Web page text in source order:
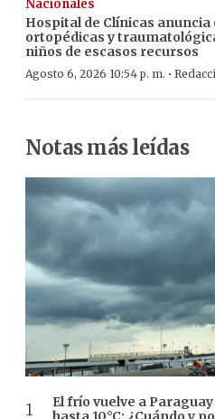
Nacionales
Hospital de Clínicas anuncia
ortopédicas y
niños de escasos recursos
Agosto 6, 2026 10:54 p. m. ·
Notas más leídas
El frío vuelve a